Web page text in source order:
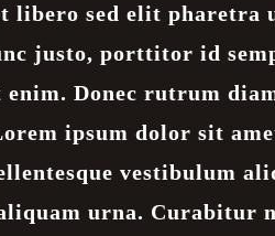
libero sed elit pharetra
justo, porttitor id
Donec rutrum
ipsum dolor sit
vestibulum
urna. Curabitur